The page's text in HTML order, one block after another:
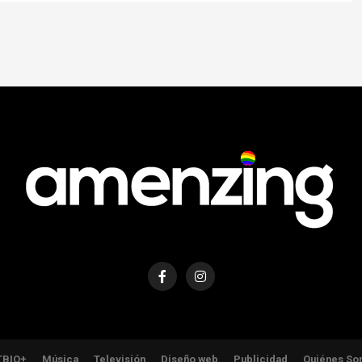
Música Televisión Diseño web Publicidad Quiénes